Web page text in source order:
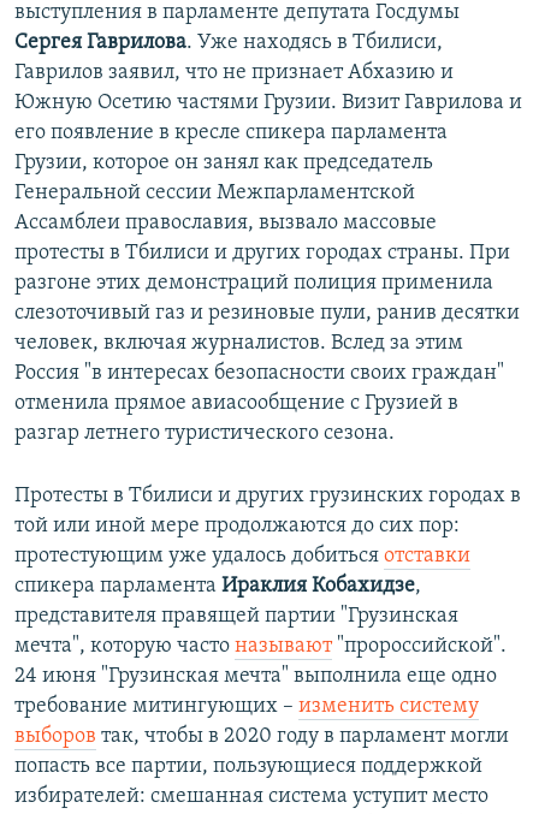
выступления в парламенте депутата Госдумы
Сергея Гаврилова. Уже находясь в Тбилиси,
Гаврилов заявил, что не признает Абхазию и
Южную Осетию частями Грузии. Визит Гаврилова и
его появление в кресле спикера парламента
Грузии, которое он занял как председатель
Генеральной сессии Межпарламентской
Ассамблеи православия, вызвало массовые
протесты в Тбилиси и других городах страны. При
разгоне этих демонстраций полиция применила
слезоточивый газ и резиновые пули, ранив десятки
человек, включая журналистов. Вслед за этим
Россия "в интересах безопасности своих граждан"
отменила прямое авиасообщение с Грузией в
разгар летнего туристического сезона.
Протесты в Тбилиси и других грузинских городах в
той или иной мере продолжаются до сих пор:
протестующим уже удалось добиться отставки
спикера парламента Ираклия Кобахидзе,
представителя правящей партии "Грузинская
мечта", которую часто называют"пророссийской".
24 июня "Грузинская мечта" выполнила еще одно
требование митингующих – изменить систему
выборов так, чтобы в 2020 году в парламент могли
попасть все партии, пользующиеся поддержкой
избирателей: смешанная система уступит место